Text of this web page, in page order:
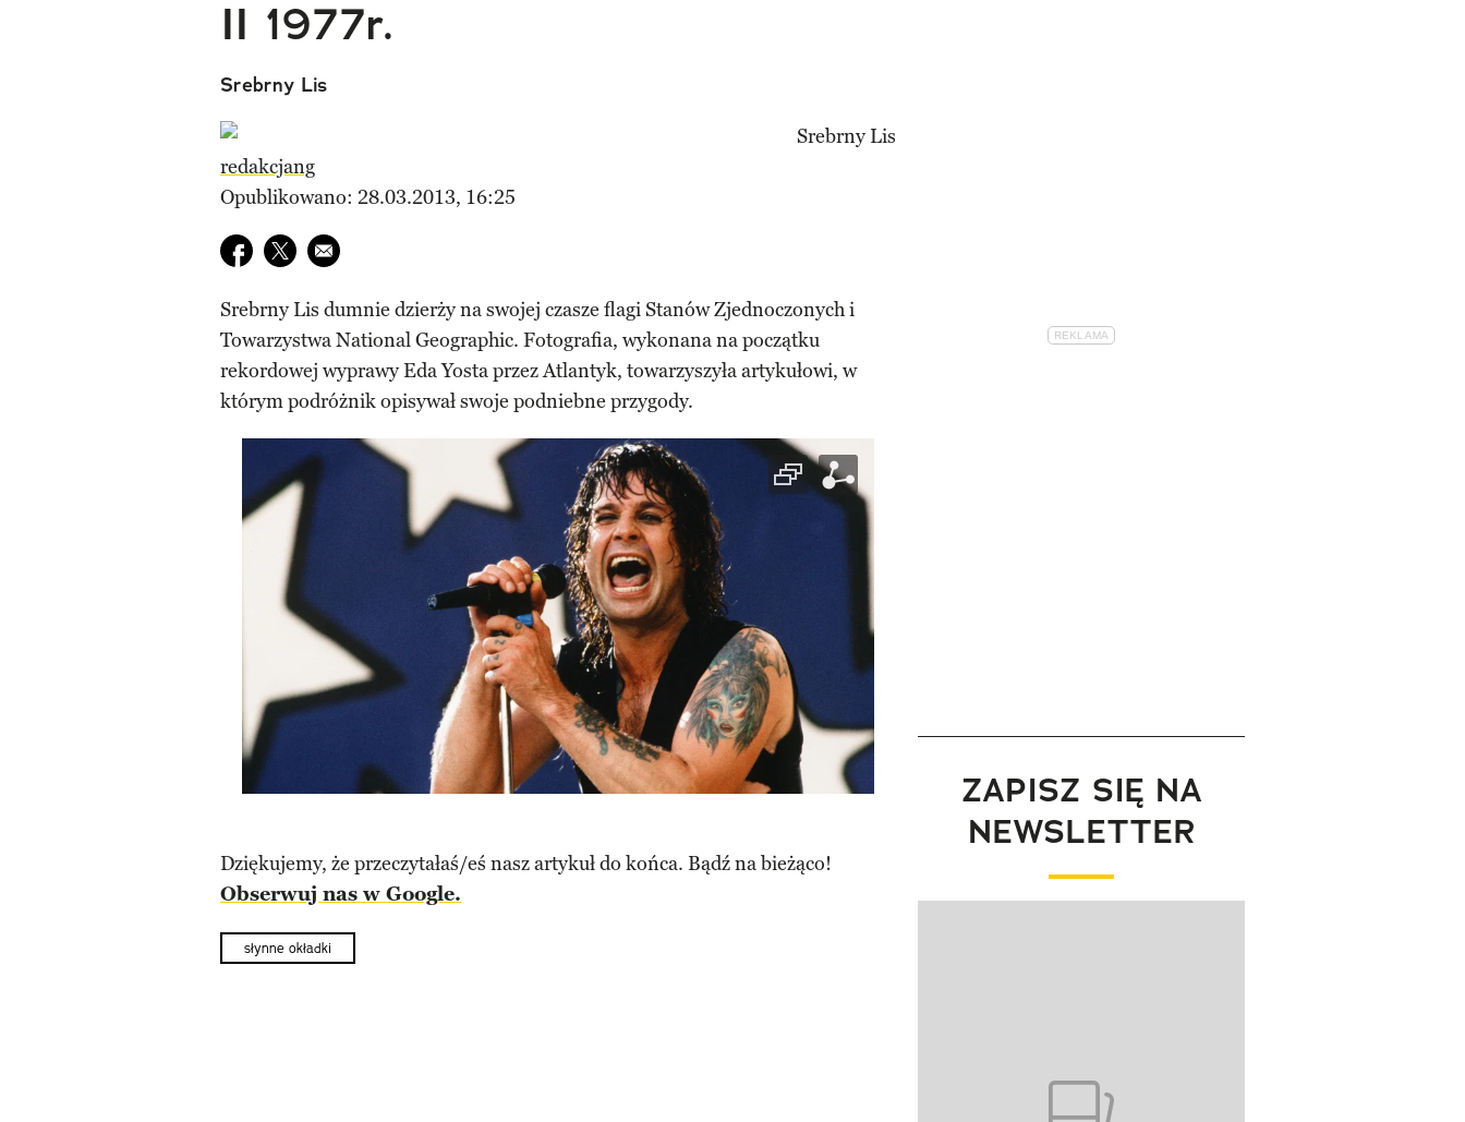
II 1977r.
Srebrny Lis
redakcjang
Opublikowano: 28.03.2013, 16:25
Udostępnij na facebook
Udostępnij na twitter
E-mail do przyjaciela
Srebrny Lis dumnie dzierży na swojej czasze flagi Stanów Zjednoczonych i
Towarzystwa National Geographic. Fotografia, wykonana na początku
rekordowej wyprawy Eda Yosta przez Atlantyk, towarzyszyła artykułowi, w
którym podróżnik opisywał swoje podniebne przygody.
Dziękujemy, że przeczytałaś/eś nasz artykuł do końca. Bądź na bieżąco!
Obserwuj nas w Google.
słynne okładki
ZAPISZ SIĘ NA
NEWSLETTER